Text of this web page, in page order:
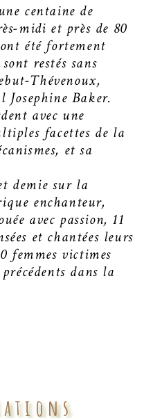
centaine de
midi et près de 80
été fortement
restés sans
Thévenoux,
Baker.
avec une
facettes de la
et sa
demie sur la
enchanteur,
avec passion, 11
et chantées leurs
femmes victimes
dans la